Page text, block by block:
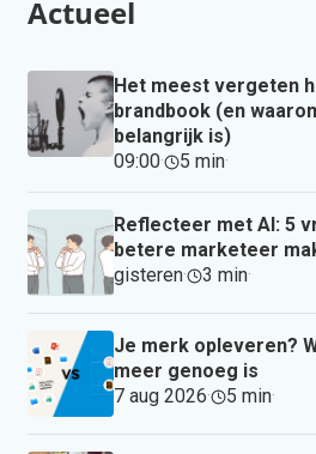
Actueel
Het meest vergeten
brandbook (en
belangrijk is)
09:00· 5 min·
Reflecteer met AI: 5
betere marketeer
gisteren· 3 min·
Je merk opleveren?
meer genoeg is
7 aug 2026· 5 min·